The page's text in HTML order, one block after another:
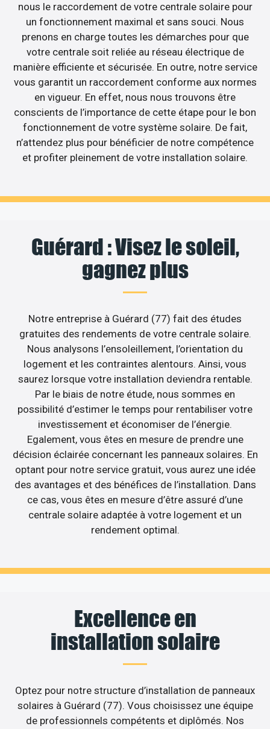
nous le raccordement de votre centrale solaire pour
un fonctionnement maximal et sans souci. Nous
prenons en charge toutes les démarches pour que
votre centrale soit reliée au réseau électrique de
manière efficiente et sécurisée. En outre, notre service
vous garantit un raccordement conforme aux normes
en vigueur. En effet, nous nous trouvons être
conscients de l’importance de cette étape pour le bon
fonctionnement de votre système solaire. De fait,
n’attendez plus pour bénéficier de notre compétence
et profiter pleinement de votre installation solaire.
Guérard : Visez le soleil,
gagnez plus
Notre entreprise à Guérard (77) fait des études
gratuites des rendements de votre centrale solaire.
Nous analysons l’ensoleillement, l’orientation du
logement et les contraintes alentours. Ainsi, vous
saurez lorsque votre installation deviendra rentable.
Par le biais de notre étude, nous sommes en
possibilité d’estimer le temps pour rentabiliser votre
investissement et économiser de l’énergie.
Egalement, vous êtes en mesure de prendre une
décision éclairée concernant les panneaux solaires. En
optant pour notre service gratuit, vous aurez une idée
des avantages et des bénéfices de l’installation. Dans
ce cas, vous êtes en mesure d’être assuré d’une
centrale solaire adaptée à votre logement et un
rendement optimal.
Excellence en
installation solaire
Optez pour notre structure d’installation de panneaux
solaires à Guérard (77). Vous choisissez une équipe
de professionnels compétents et diplômés. Nos